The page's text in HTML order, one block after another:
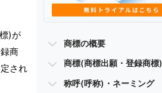
)が
商
され
商標の概要
商標(商標出願・登録商標)
称呼(呼称)・ネーミング